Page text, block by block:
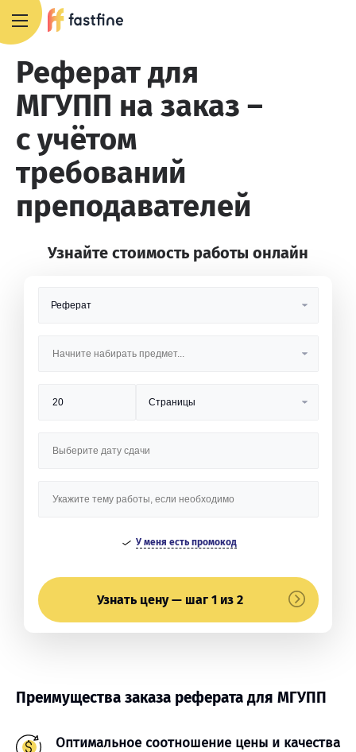
Реферат для
МГУПП на заказ –
с учётом
требований
преподавателей
Узнайте стоимость работы онлайн
У меня есть промокод
Узнать цену — шаг 1 из 2
Преимущества заказа реферата для МГУПП
Оптимальное соотношение цены и качества